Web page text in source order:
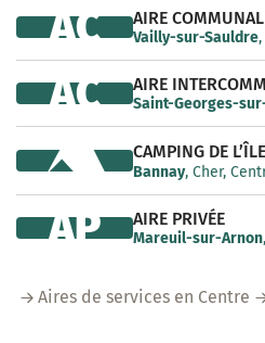
AIRE
Vailly-sur-Sauldre
AC
AIRE
Saint-Georges-
AC
CAMPING DE L’ÎLE
Bannay, Cher,
AIRE PRIVÉE
Mareuil-sur-Arnon
AP
Aires de services en Centre